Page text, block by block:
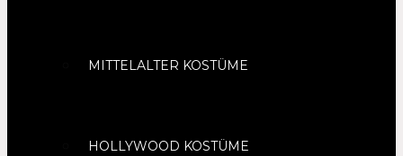
MITTELALTER KOSTÜME
HOLLYWOOD KOSTÜME